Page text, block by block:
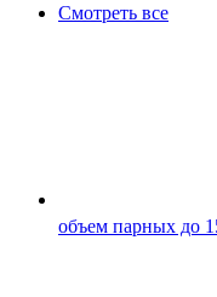
Смотреть все
объем парных до